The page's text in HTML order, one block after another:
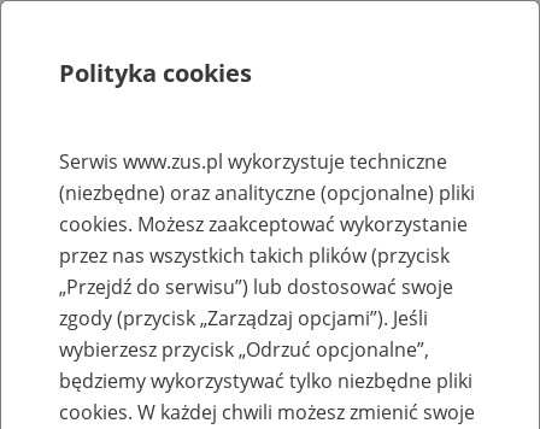
Rejestry, ewidencje i archiwa
Baza zlikwidowanych lub
przekształconych zakładów pracy
Nazwa zakładu pracy:
Polityka cookies
Serwis www.zus.pl wykorzystuje techniczne
(niezbędne) oraz analityczne (opcjonalne) pliki
cookies. Możesz zaakceptować wykorzystanie
przez nas wszystkich takich plików (przycisk
„Przejdź do serwisu”) lub dostosować swoje
zgody (przycisk „Zarządzaj opcjami”). Jeśli
wybierzesz przycisk „Odrzuć opcjonalne”,
będziemy wykorzystywać tylko niezbędne pliki
cookies. W każdej chwili możesz zmienić swoje